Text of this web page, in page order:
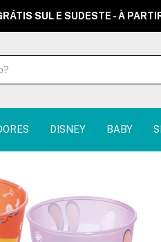
SUL E SUDESTE - À
DISNEY BABY